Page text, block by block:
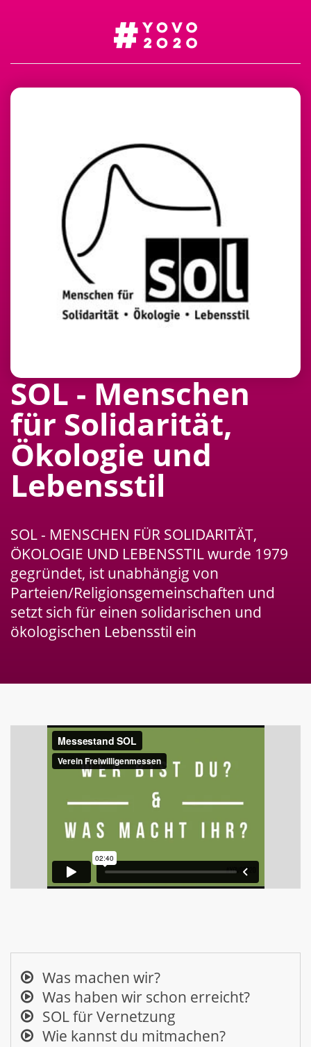
SOL - Menschen
für Solidarität,
Ökologie und
Lebensstil
SOL - MENSCHEN FÜR SOLIDARITÄT,
ÖKOLOGIE UND LEBENSSTIL wurde 1979
gegründet, ist unabhängig von
Parteien/Religionsgemeinschaften und
setzt sich für einen solidarischen und
ökologischen Lebensstil ein
Was machen wir?
Was haben wir schon erreicht?
SOL für Vernetzung
Wie kannst du mitmachen?